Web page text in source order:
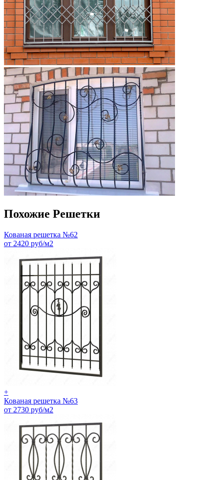
Похожие Решетки
Кованая решетка №62
от 2420 руб/м2
+
Кованая решетка №63
от 2730 руб/м2